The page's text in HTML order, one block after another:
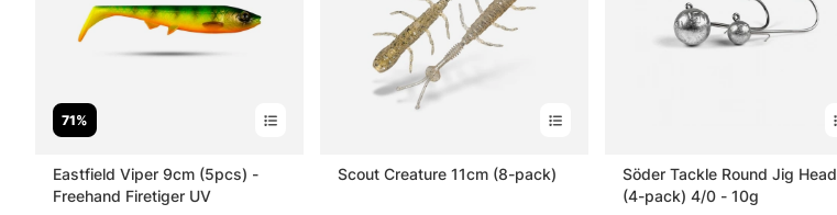
71%
Eastfield Viper 9cm (5pcs) -
Freehand Firetiger UV
Scout Creature 11cm (8-pack)
Söder Tackle Round Jig Head
(4-pack) 4/0 - 10g